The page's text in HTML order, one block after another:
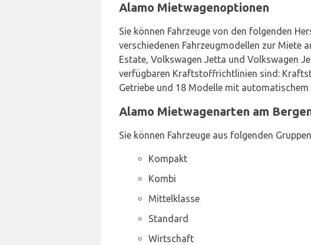
Alamo Mietwagenoptionen
Sie können Fahrzeuge von den folgenden
verschiedenen Fahrzeugmodellen zur Miete
Estate, Volkswagen Jetta und Volkswagen
verfügbaren Kraftstoffrichtlinien sind:
Getriebe und 18 Modelle mit
Alamo Mietwagenarten am
Sie können Fahrzeuge aus folgenden
Kompakt
Kombi
Mittelklasse
Standard
Wirtschaft